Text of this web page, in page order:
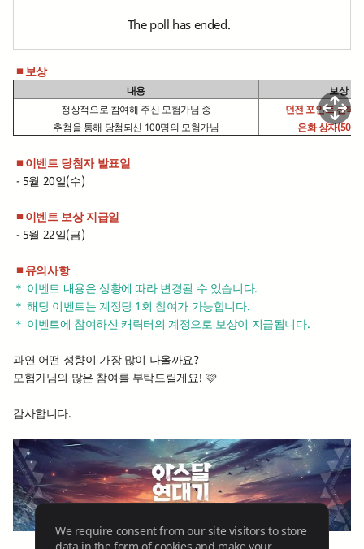
The poll has ended.
■ 보상
내용
보상
정상적으로 참여해 주신 모험가님 중
추첨을 통해 당첨되신 100명의 모험가님
던전 포인트 선택
은화 상자(50만
■ 이벤트 당첨자 발표일
- 5월 20일(수)
■ 이벤트 보상 지급일
- 5월 22일(금)
■ 유의사항
＊ 이벤트 내용은 상황에 따라 변경될 수 있습니다.
＊ 해당 이벤트는 계정당 1회 참여가 가능합니다.
＊ 이벤트에 참여하신 캐릭터의 계정으로 보상이 지급됩니다.
과연 어떤 성향이 가장 많이 나올까요?
모험가님의 많은 참여를 부탁드릴게요! 🩷
감사합니다.
We require consent from our site visitors to store